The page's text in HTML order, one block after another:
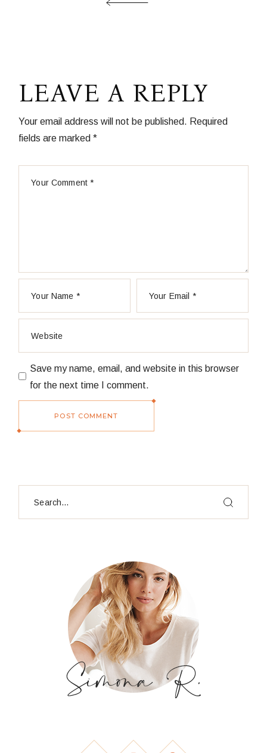
LEAVE A REPLY
Your email address will not be published. Required
fields are marked*
Save my name, email, and website in this browser
for the next time I comment.
POST COMMENT